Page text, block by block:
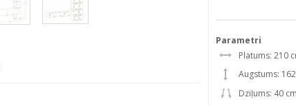
Parametri
Platums: 210
Augstums:
Dziļums: 40 cm